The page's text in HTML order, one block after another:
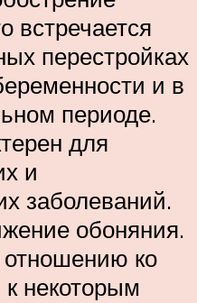
встречается
перестройках
и в
периоде.
для
и
заболеваний.
обоняния.
ко
некоторым